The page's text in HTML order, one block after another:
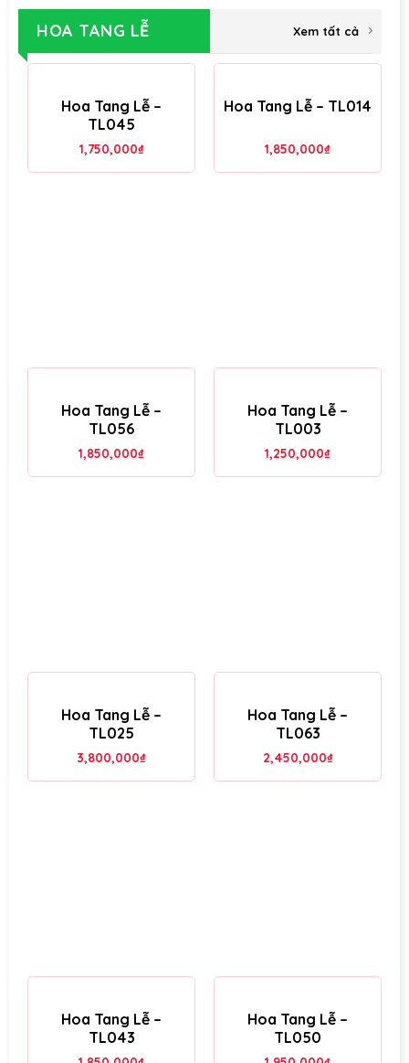
HOA TANG LỄ Xem tất cả
Hoa Tang Lễ –
TL045
1,750,000₫
Hoa Tang Lễ – TL014
1,850,000₫
Hoa Tang Lễ –
TL056
1,850,000₫
Hoa Tang Lễ –
TL003
1,250,000₫
Hoa Tang Lễ –
TL025
3,800,000₫
Hoa Tang Lễ –
TL063
2,450,000₫
Hoa Tang Lễ –
TL043
Hoa Tang Lễ –
TL050